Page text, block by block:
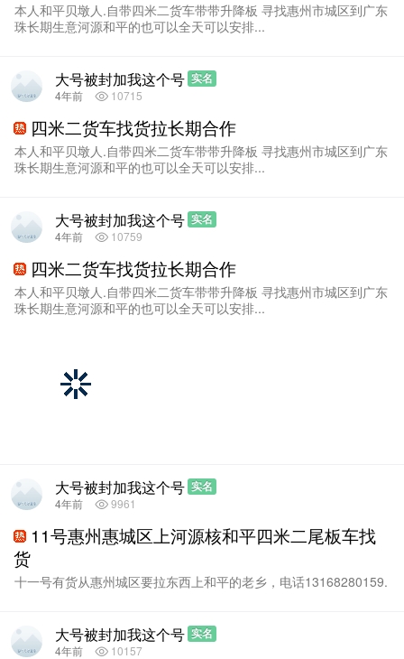
本人和平贝墩人.自带四米二货车带带升降板 寻找惠州市城区到广东
珠长期生意河源和平的也可以全天可以安排...
实名
大号被封加我这个号
4年前 10715
四米二货车找货拉长期合作
本人和平贝墩人.自带四米二货车带带升降板 寻找惠州市城区到广东
珠长期生意河源和平的也可以全天可以安排...
实名
大号被封加我这个号
4年前 10759
四米二货车找货拉长期合作
本人和平贝墩人.自带四米二货车带带升降板 寻找惠州市城区到广东
珠长期生意河源和平的也可以全天可以安排...
实名
大号被封加我这个号
4年前 9961
11号惠州惠城区上河源核和平四米二尾板车找
货
十一号有货从惠州城区要拉东西上和平的老乡，电话13168280159.
实名
大号被封加我这个号
4年前 10157